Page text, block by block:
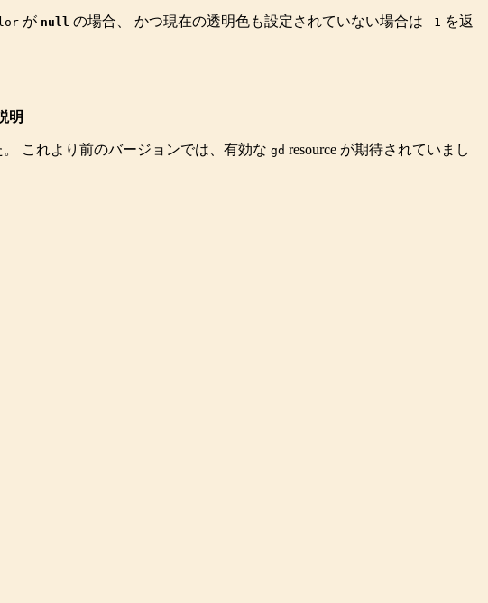
が null の場合、 かつ現在の透明色も設定されていない場合は -1 を返
明
これより前のバージョンでは、有効な gd resource が期待されていまし